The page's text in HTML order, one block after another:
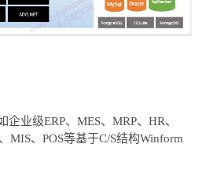
业级ERP、MES、MRP、 HR、
MIS、POS等基于C/S结构Winform